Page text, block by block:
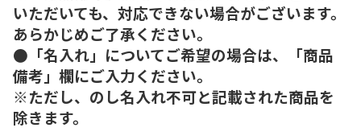
いただいても、対応できない場合がございます。
あらかじめご了承ください。
●「名入れ」についてご希望の場合は、「商品
備考」欄にご入力ください。
※ただし、のし名入れ不可と記載された商品を
除きます。